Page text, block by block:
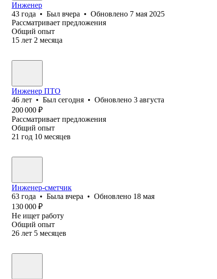
Инженер
43 года • Был вчера • Обновлено 7 мая 2025
Рассматривает предложения
Общий опыт
15 лет 2 месяца
Инженер ПТО
46 лет • Был сегодня • Обновлено 3 августа
200 000 ₽
Рассматривает предложения
Общий опыт
21 год 10 месяцев
Инженер-сметчик
63 года • Была вчера • Обновлено 18 мая
130 000 ₽
Не ищет работу
Общий опыт
26 лет 5 месяцев